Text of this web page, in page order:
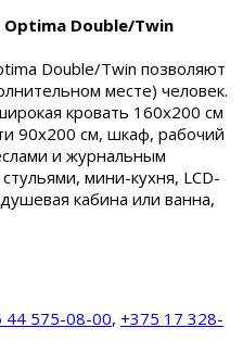
Double/Twin
Double/Twin позволяют
месте) человек.
кровать 160х200 см
90х200 см, шкаф, рабочий
и журнальным
мини-кухня, LCD-
кабина или ванна,
44 575-08-00, +375 17 328-